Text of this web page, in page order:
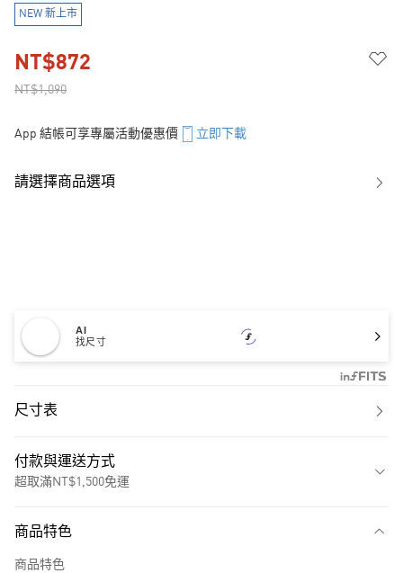
NEW 新上市
NT$1,090
NT$872
App 結帳可享專屬活動優惠價 立即下載
請選擇商品選項
AI
找尺寸
尺寸表
付款與運送方式
超取滿NT$1,500免運
商品特色
商品特色